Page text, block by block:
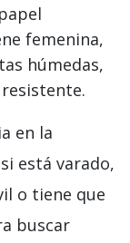
femenina,
húmedas,
en la
está varado,
o tiene que
buscar